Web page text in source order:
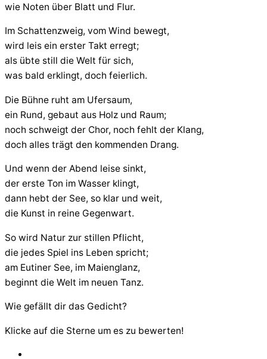
wie Noten über Blatt und Flur.
Im Schattenzweig, vom Wind bewegt,
wird leis ein erster Takt erregt;
als übte still die Welt für sich,
was bald erklingt, doch feierlich.
Die Bühne ruht am Ufersaum,
ein Rund, gebaut aus Holz und Raum;
noch schweigt der Chor, noch fehlt der Klang,
doch alles trägt den kommenden Drang.
Und wenn der Abend leise sinkt,
der erste Ton im Wasser klingt,
dann hebt der See, so klar und weit,
die Kunst in reine Gegenwart.
So wird Natur zur stillen Pflicht,
die jedes Spiel ins Leben spricht;
am Eutiner See, im Maienglanz,
beginnt die Welt im neuen Tanz.
Wie gefällt dir das Gedicht?
Klicke auf die Sterne um es zu bewerten!